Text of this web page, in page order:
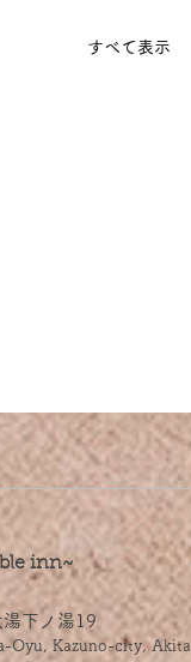
すべて表示
inn~
下ノ湯19
Oyu, Kazuno-city, Akita